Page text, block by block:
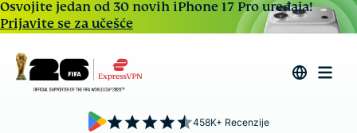
Osvojite jedan od 30 novih iPhone 17 Pro uređaja!
Prijavite se za učešće
458K+ Recenzije